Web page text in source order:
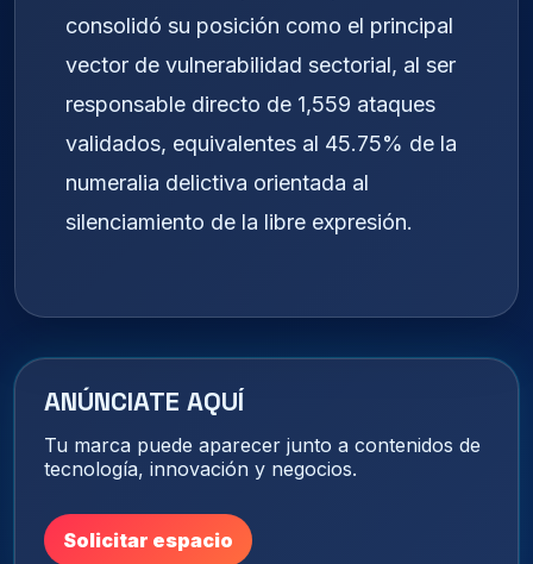
consolidó su posición como el principal
vector de vulnerabilidad sectorial, al ser
responsable directo de 1,559 ataques
validados, equivalentes al 45.75% de la
numeralia delictiva orientada al
silenciamiento de la libre expresión.
ANÚNCIATE AQUÍ
Tu marca puede aparecer junto a contenidos de
tecnología, innovación y negocios.
Solicitar espacio